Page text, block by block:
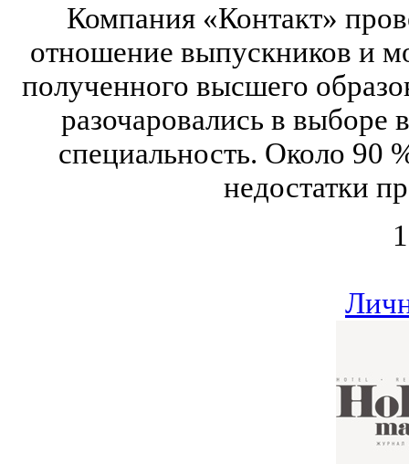
Компания «Контакт»
отношение выпускников и
полученного высшего
разочаровались в выборе
специальность. Около 90
недостатки